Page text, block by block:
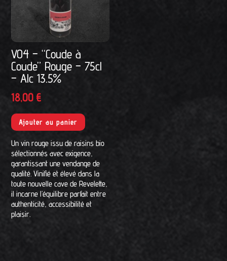
v
e
:
V04 – “Coude à
Coude” Rouge – 75cl
– Alc 13.5%
18,00€
Ajouter au panier
Un vin rouge issu de raisins bio
sélectionnés avec exigence,
garantissant une vendange de
qualité. Vinifié et élevé dans la
toute nouvelle cave de Revelette,
il incarne l’équilibre parfait entre
authenticité, accessibilité et
plaisir.